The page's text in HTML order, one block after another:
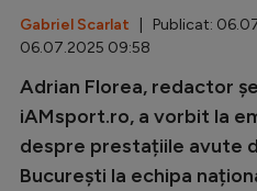
Inedit
Champions
Gabriel Scarlat | Publicat:
06.07.2025 09:58
Adrian Florea, redactor
iAMsport.ro, a vorbit la
despre prestațiile avute
București la echipa